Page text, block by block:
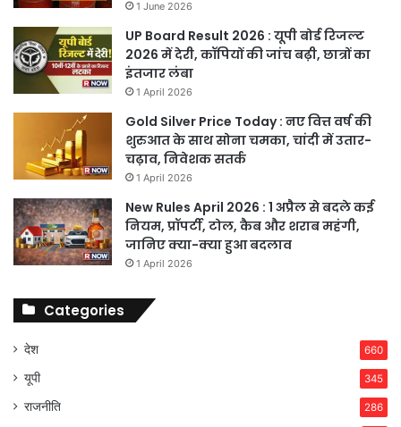
1 June 2026
UP Board Result 2026 : यूपी बोर्ड रिजल्ट
2026 में देरी, कॉपियों की जांच बढ़ी, छात्रों का
इंतजार लंबा
1 April 2026
Gold Silver Price Today : नए वित्त वर्ष की
शुरुआत के साथ सोना चमका, चांदी में उतार-
चढ़ाव, निवेशक सतर्क
1 April 2026
New Rules April 2026 : 1 अप्रैल से बदले कई
नियम, प्रॉपर्टी, टोल, कैब और शराब महंगी,
जानिए क्या-क्या हुआ बदलाव
1 April 2026
Categories
देश 660
यूपी 345
राजनीति 286